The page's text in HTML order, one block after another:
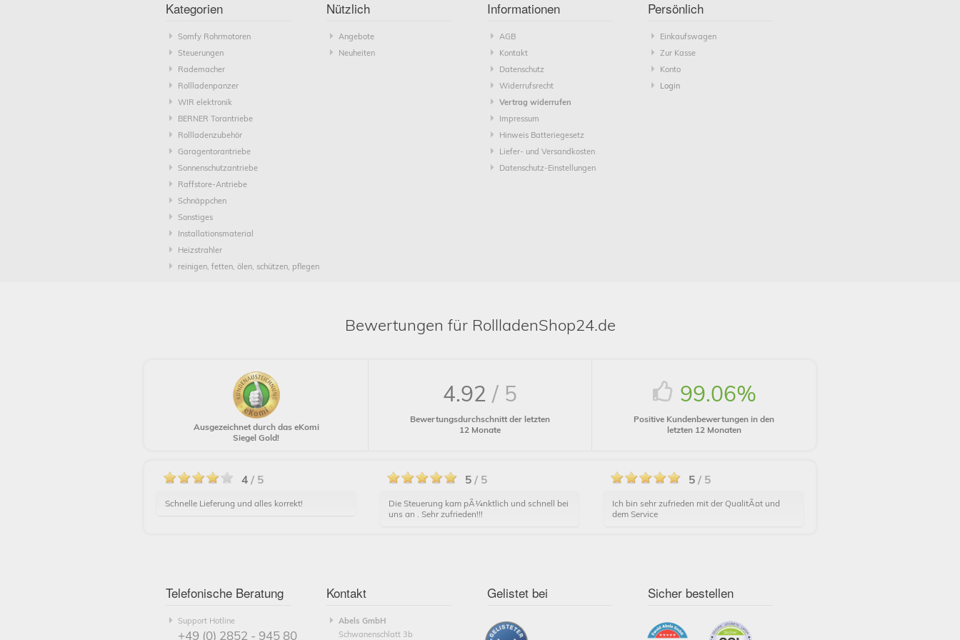
Kategorien
Somfy Rohrmotoren
Steuerungen
Rademacher
Rollladenpanzer
WIR elektronik
BERNER Torantriebe
Rollladenzubehör
Garagentorantriebe
Sonnenschutzantriebe
Raffstore-Antriebe
Schnäppchen
Sonstiges
Installationsmaterial
Heizstrahler
reinigen, fetten, ölen, schützen, pflegen
Nützlich
Angebote
Neuheiten
Informationen
AGB
Kontakt
Datenschutz
Widerrufsrecht
Vertrag widerrufen
Impressum
Hinweis Batteriegesetz
Liefer- und Versandkosten
Datenschutz-Einstellungen
Persönlich
Einkaufswagen
Zur Kasse
Konto
Login
Bewertungen für RollladenShop24.de
Ausgezeichnet durch das eKomi
Siegel Gold!
4.92 / 5
Bewertungsdurchschnitt der letzten
12 Monate
99.06%
Positive Kundenbewertungen in den
letzten 12 Monaten
4/ 5
Schnelle Lieferung und alles korrekt!
5/ 5
Die Steuerung kam pÃ¼nktlich und schnell bei
uns an . Sehr zufrieden!!!
5/ 5
Ich bin sehr zufrieden mit der QualitÃ¤t und
dem Service
Telefonische Beratung
Support Hotline
+49 (0) 2852 - 945 80
Kontakt
Abels GmbH
Schwanenschlatt 3b
Gelistet bei Sicher bestellen